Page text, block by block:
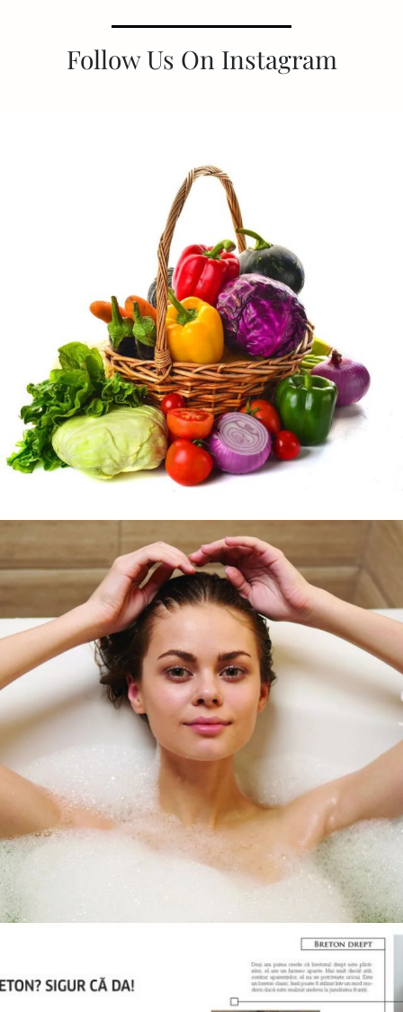
Follow Us On Instagram